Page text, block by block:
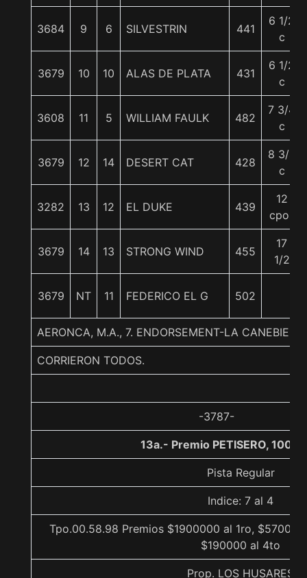
3684 9 6 SILVESTRIN 441
6 1/2
c
3679 10 10 ALAS DE PLATA 431
6 1/2
c
3608 11 5 WILLIAM FAULK 482
7 3/4
c
3679 12 14 DESERT CAT 428
8 3/4
c
3282 13 12 EL DUKE 439
12
cpos
3679 14 13 STRONG WIND 455
17
1/2
3679 NT 11 FEDERICO EL G 502
AERONCA, M.A., 7. ENDORSEMENT-LA
CORRIERON TODOS.
-3787-
13a.- Premio PETISERO, 1000
Pista Regular
Indice: 7 al 4
Tpo.00.58.98 Premios $1900000 al 1ro,
$190000 al 4to
Prop. LOS HUSARES